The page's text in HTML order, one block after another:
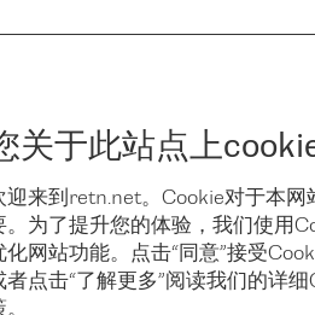
关于此站点上
迎来到retn.net。Cookie对于本网
。为了提升您的体验，我们使用
化网站功能。点击“同意”接受
者点击“了解更多”阅读我们的详